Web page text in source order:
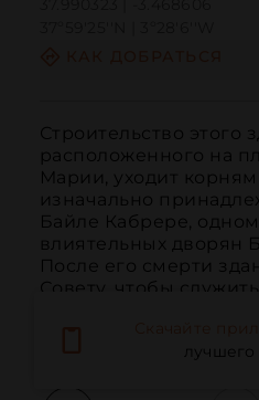
Строительство этого
расположенного на
Марии, уходит
изначально
Байле Кабрере,
влиятельных дворян
После его смерти
Совету, чтобы
лучшего